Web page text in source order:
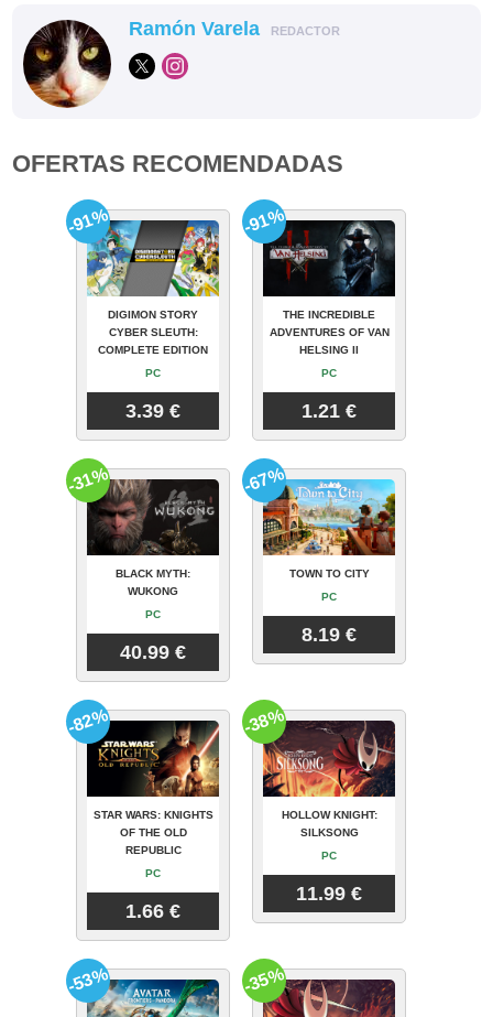
Ramón Varela REDACTOR
OFERTAS RECOMENDADAS
DIGIMON STORY
CYBER SLEUTH:
COMPLETE EDITION
PC
3.39 €
-91%
THE INCREDIBLE
ADVENTURES OF VAN
HELSING II
PC
1.21 €
-91%
BLACK MYTH:
WUKONG
PC
40.99 €
-31%
TOWN TO CITY
PC
8.19 €
-67%
STAR WARS: KNIGHTS
OF THE OLD
REPUBLIC
PC
1.66 €
-82%
HOLLOW KNIGHT:
SILKSONG
PC
11.99 €
-38%
-53% -35%